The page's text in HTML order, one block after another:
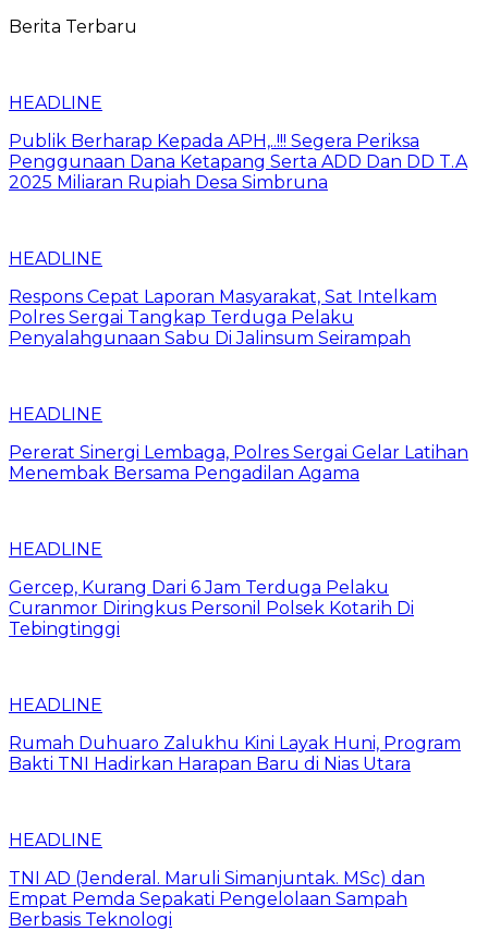
Berita Terbaru
HEADLINE
Publik Berharap Kepada APH,..!!! Segera Periksa
Penggunaan Dana Ketapang Serta ADD Dan DD T.A
2025 Miliaran Rupiah Desa Simbruna
HEADLINE
Respons Cepat Laporan Masyarakat, Sat Intelkam
Polres Sergai Tangkap Terduga Pelaku
Penyalahgunaan Sabu Di Jalinsum Seirampah
HEADLINE
Pererat Sinergi Lembaga, Polres Sergai Gelar Latihan
Menembak Bersama Pengadilan Agama
HEADLINE
Gercep, Kurang Dari 6 Jam Terduga Pelaku
Curanmor Diringkus Personil Polsek Kotarih Di
Tebingtinggi
HEADLINE
Rumah Duhuaro Zalukhu Kini Layak Huni, Program
Bakti TNI Hadirkan Harapan Baru di Nias Utara
HEADLINE
TNI AD (Jenderal. Maruli Simanjuntak. MSc) dan
Empat Pemda Sepakati Pengelolaan Sampah
Berbasis Teknologi